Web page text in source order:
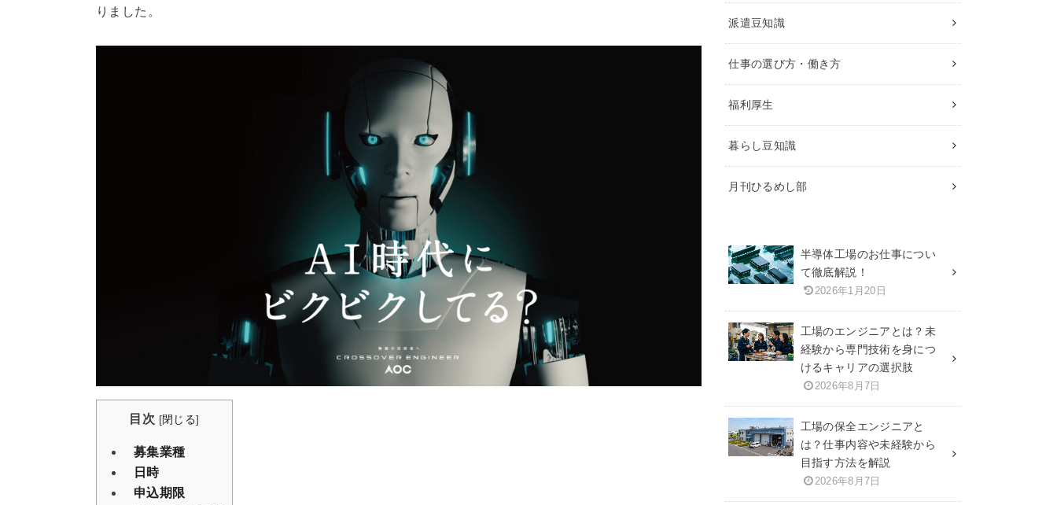
りました。
目次 [閉じる]
募集業種
日時
申込期限
派遣豆知識
仕事の選び方・働き方
福利厚生
暮らし豆知識
月刊ひるめし部
半導体工場のお仕事につい
て徹底解説！
2026年1月20日
工場のエンジニアとは？未
経験から専門技術を身につ
けるキャリアの選択肢
2026年8月7日
工場の保全エンジニアと
は？仕事内容や未経験から
目指す方法を解説
2026年8月7日